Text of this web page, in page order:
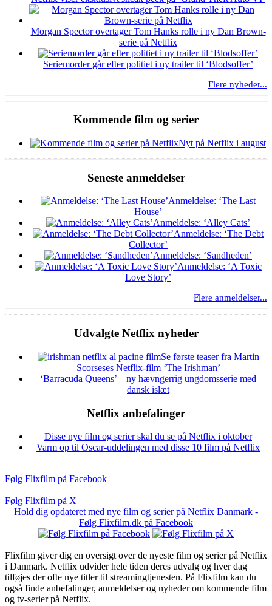
Morgan Spector overtager Tom Hanks rolle i ny Dan Brown-
serie på Netflix
Seriemorder går efter politiet i ny trailer til ‘Blodsoffer’
Flere nyheder...
Kommende film og serier
Nyt på Netflix i august
Seneste anmeldelser
Anmeldelse: ‘The Last
House’
Anmeldelse: ‘Alley Cats’
Anmeldelse: ‘The Debt
Collector’
Anmeldelse: ‘Sandheden’
Anmeldelse: ‘A Toxic
Love Story’
Flere anmeldelser...
Udvalgte Netflix nyheder
Se første teaser fra Martin
Scorseses Netflix-film ‘The Irishman’
‘Barracuda Queens’ – ny hævngerrig ungdomsserie med
dansk islæt
Netflix anbefalinger
Disse nye film og serier skal du se på Netflix i oktober
Varm op til Oscar-uddelingen med disse 10 film på Netflix
Følg Flixfilm på Facebook
Følg Flixfilm på X
Hold dig opdateret med nye film og serier på Netflix Danmark -
Følg Flixfilm.dk på Facebook
Flixfilm giver dig en oversigt over de nyeste film og serier på Netflix
i Danmark. Netflix udvider hele tiden deres udvalg og hver dag
tilføjes der ofte nye titler til streamingtjenesten. På Flixfilm kan du
også finde anbefalinger, anmeldelser og nyheder om kommende film
og tv-serier på Netflix.